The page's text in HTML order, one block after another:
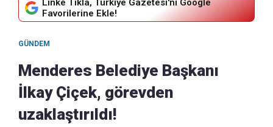
Linke Tıkla, Türkiye Gazetesi'ni Google
Favorilerine Ekle!
GÜNDEM
Menderes Belediye Başkanı
İlkay Çiçek, görevden
uzaklaştırıldı!